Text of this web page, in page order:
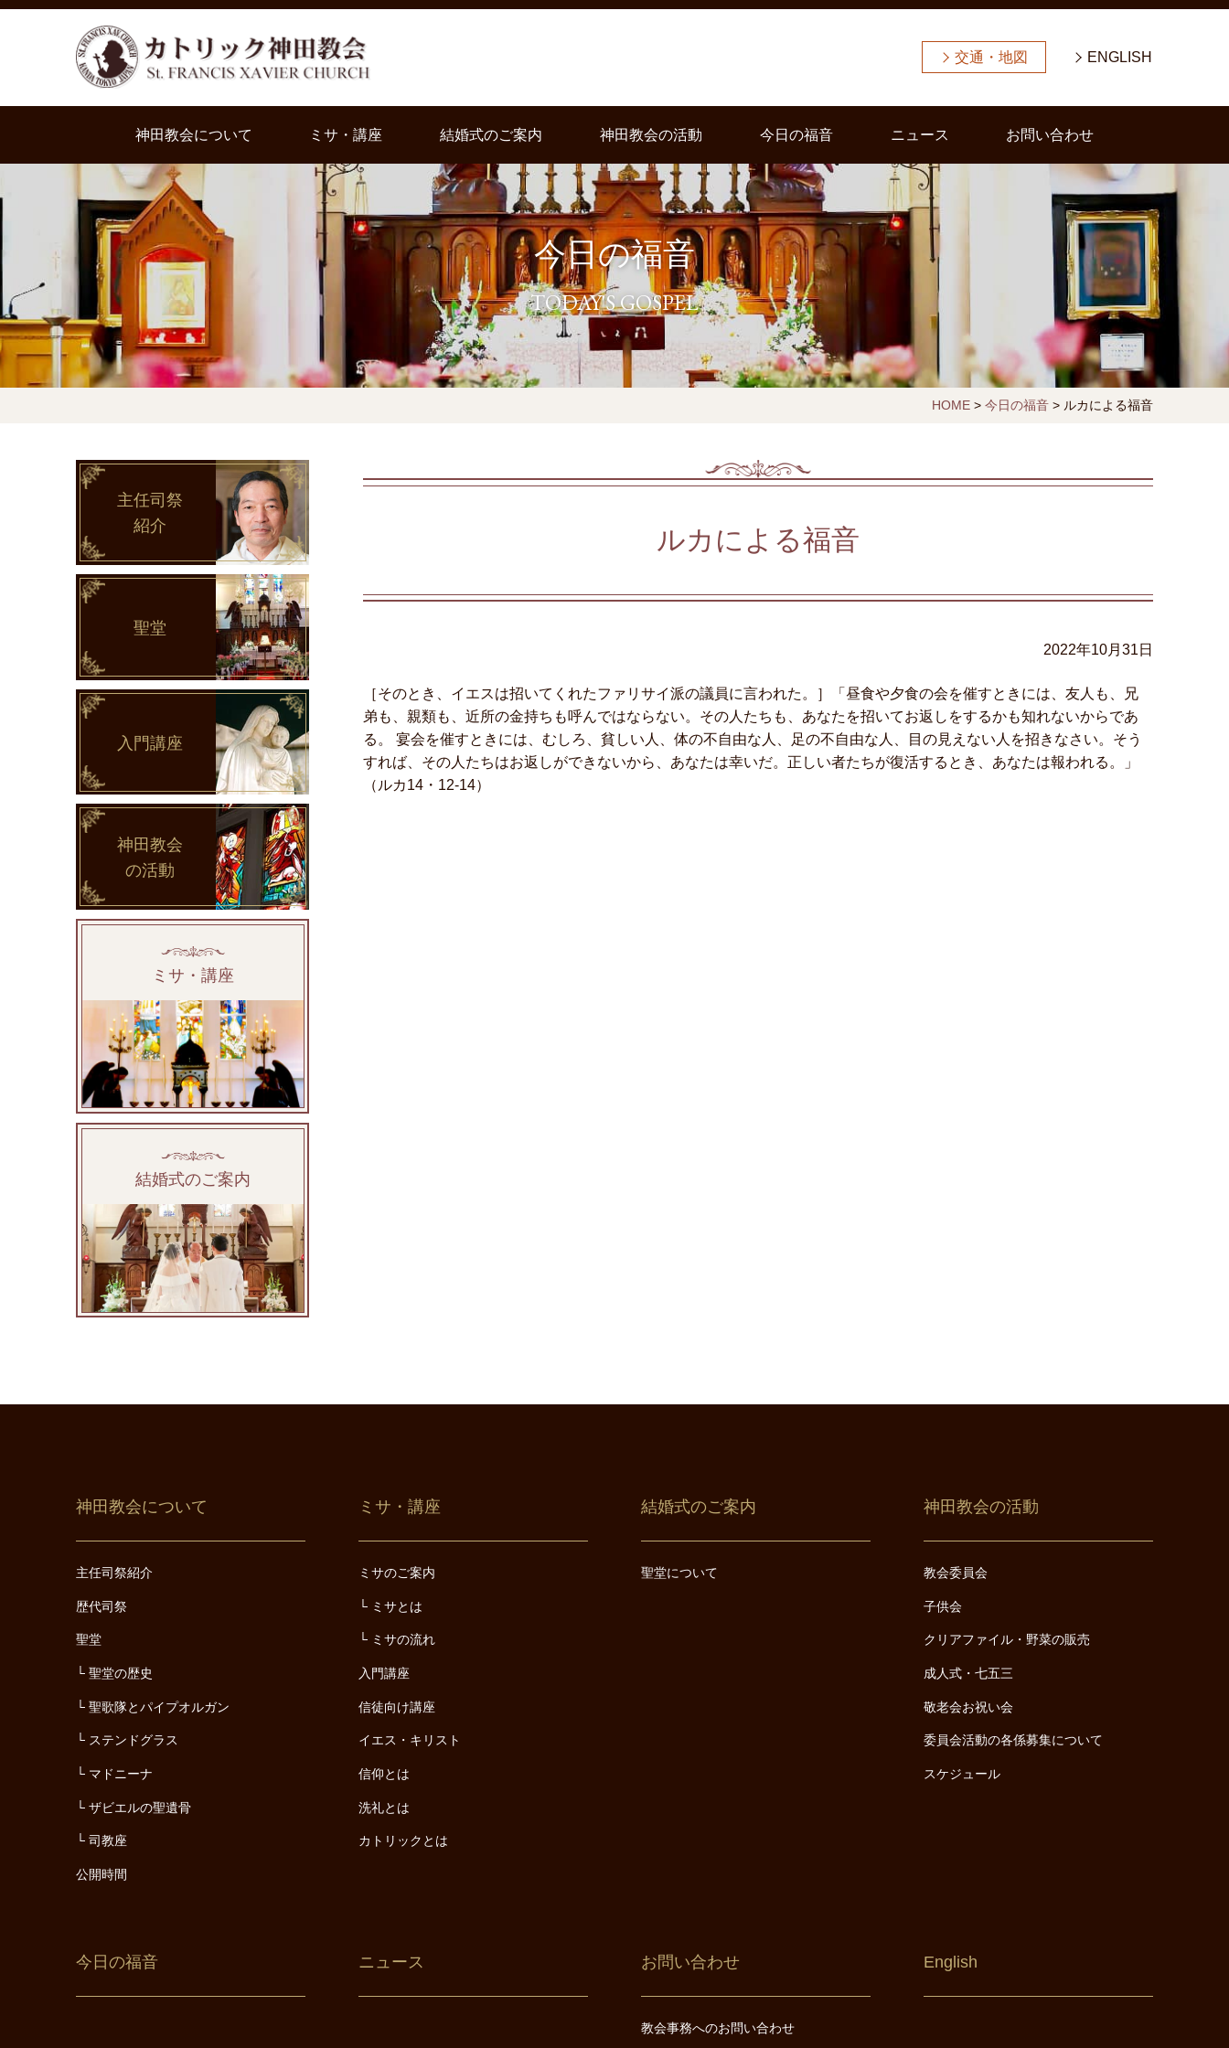
交通・地図 ENGLISH
神田教会について ミサ・講座 結婚式のご案内 神田教会の活動 今日の福音 ニュース お問い合わせ
今日の福音
TODAY'S GOSPEL
HOME> 今日の福音> ルカによる福音
ルカによる福音
2022年10月31日
［そのとき、イエスは招いてくれたファリサイ派の議員に言われた。］「昼食や夕食の会を催すときには、友人も、兄
弟も、親類も、近所の金持ちも呼んではならない。その人たちも、あなたを招いてお返しをするかも知れないからであ
る。 宴会を催すときには、むしろ、貧しい人、体の不自由な人、足の不自由な人、目の見えない人を招きなさい。そう
すれば、その人たちはお返しができないから、あなたは幸いだ。正しい者たちが復活するとき、あなたは報われる。」
（ルカ14・12-14）
主任司祭
紹介
聖堂
入門講座
神田教会
の活動
ミサ・講座
結婚式のご案内
神田教会について
主任司祭紹介
歴代司祭
聖堂
聖堂の歴史
聖歌隊とパイプオルガン
ステンドグラス
マドニーナ
ザビエルの聖遺骨
司教座
公開時間
ミサ・講座
ミサのご案内
ミサとは
ミサの流れ
入門講座
信徒向け講座
イエス・キリスト
信仰とは
洗礼とは
カトリックとは
結婚式のご案内
聖堂について
神田教会の活動
教会委員会
子供会
クリアファイル・野菜の販売
成人式・七五三
敬老会お祝い会
委員会活動の各係募集について
スケジュール
今日の福音 ニュース お問い合わせ
教会事務へのお問い合わせ
English